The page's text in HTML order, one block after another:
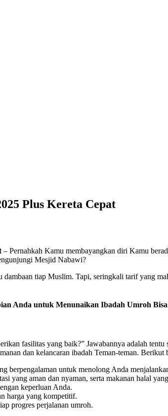
Plus Kereta Cepat
– Pernahkah Kamu membayangkan diri Kamu
Mesjid Nabawi?
tiap Muslim. Tapi, seringkali tarif yang
Anda untuk Menunaikan Ibadah Umroh
fasilitas yang baik?” Jawabannya adalah
dan kelancaran ibadah Teman-teman.
berpengalaman untuk menolong Anda
yang aman dan nyaman, serta makanan halal
keperluan Anda.
harga yang kompetitif.
progres perjalanan umroh.